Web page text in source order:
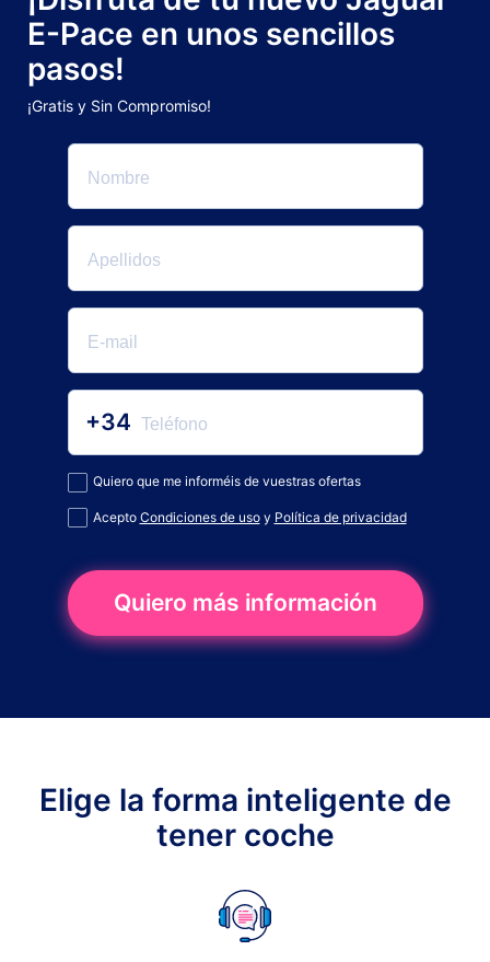
E-Pace en unos sencillos
pasos!
¡Gratis y Sin Compromiso!
+34
Quiero que me informéis de vuestras ofertas
Acepto Condiciones de usoy Política de privacidad
Quiero más información
Elige la forma inteligente de
tener coche